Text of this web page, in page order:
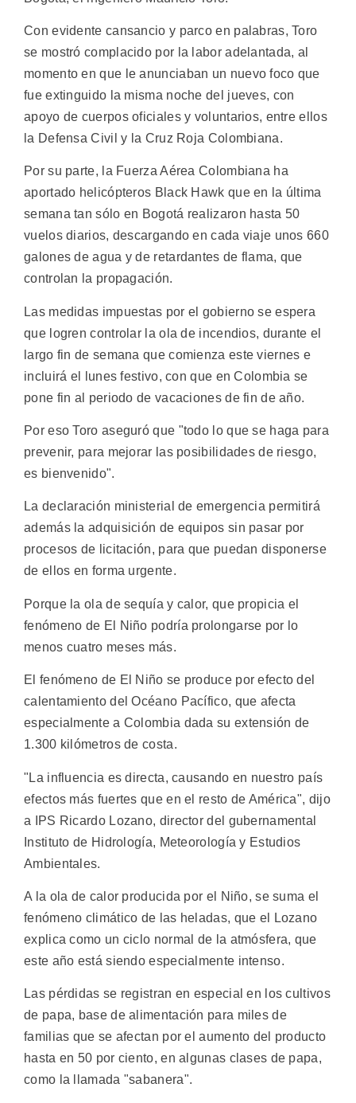
Con evidente cansancio y parco en palabras, Toro
se mostró complacido por la labor adelantada, al
momento en que le anunciaban un nuevo foco que
fue extinguido la misma noche del jueves, con
apoyo de cuerpos oficiales y voluntarios, entre ellos
la Defensa Civil y la Cruz Roja Colombiana.
Por su parte, la Fuerza Aérea Colombiana ha
aportado helicópteros Black Hawk que en la última
semana tan sólo en Bogotá realizaron hasta 50
vuelos diarios, descargando en cada viaje unos 660
galones de agua y de retardantes de flama, que
controlan la propagación.
Las medidas impuestas por el gobierno se espera
que logren controlar la ola de incendios, durante el
largo fin de semana que comienza este viernes e
incluirá el lunes festivo, con que en Colombia se
pone fin al periodo de vacaciones de fin de año.
Por eso Toro aseguró que "todo lo que se haga para
prevenir, para mejorar las posibilidades de riesgo,
es bienvenido".
La declaración ministerial de emergencia permitirá
además la adquisición de equipos sin pasar por
procesos de licitación, para que puedan disponerse
de ellos en forma urgente.
Porque la ola de sequía y calor, que propicia el
fenómeno de El Niño podría prolongarse por lo
menos cuatro meses más.
El fenómeno de El Niño se produce por efecto del
calentamiento del Océano Pacífico, que afecta
especialmente a Colombia dada su extensión de
1.300 kilómetros de costa.
"La influencia es directa, causando en nuestro país
efectos más fuertes que en el resto de América", dijo
a IPS Ricardo Lozano, director del gubernamental
Instituto de Hidrología, Meteorología y Estudios
Ambientales.
A la ola de calor producida por el Niño, se suma el
fenómeno climático de las heladas, que el Lozano
explica como un ciclo normal de la atmósfera, que
este año está siendo especialmente intenso.
Las pérdidas se registran en especial en los cultivos
de papa, base de alimentación para miles de
familias que se afectan por el aumento del producto
hasta en 50 por ciento, en algunas clases de papa,
como la llamada "sabanera".